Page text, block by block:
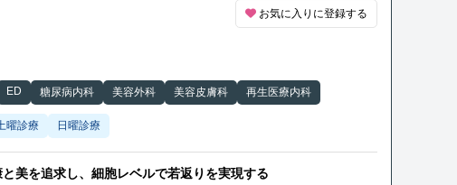
お気に入りに登録する
ED 糖尿病内科 美容外科 美容皮膚科 再生医療内科
曜診療 日曜診療
美を追求し、細胞レベルで若返りを実現する